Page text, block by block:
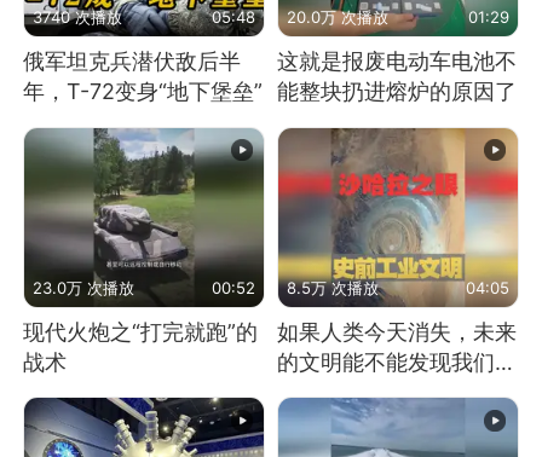
3740 次播放 05:48
俄军坦克兵潜伏敌后半
年，T-72变身“地下堡垒”
20.0万 次播放 01:29
这就是报废电动车电池不
能整块扔进熔炉的原因了
23.0万 次播放 00:52
现代火炮之“打完就跑”的
战术
8.5万 次播放 04:05
如果人类今天消失，未来
的文明能不能发现我们存
在过？